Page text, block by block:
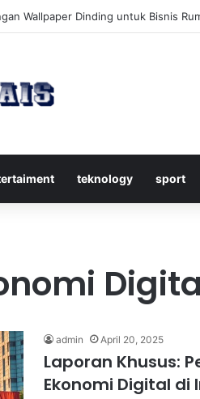
Mengenal Dividen Saham untuk
teknology sport
admin April 20, 2025
Laporan Khusus:
Ekonomi Digital di